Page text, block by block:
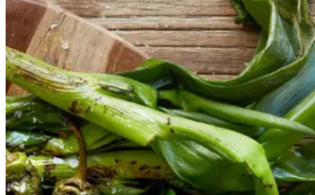
t medmed
grilledegrillede
grøntsagergrøntsage
r ogog salbitxada-
saucesalbitxada-
sauce